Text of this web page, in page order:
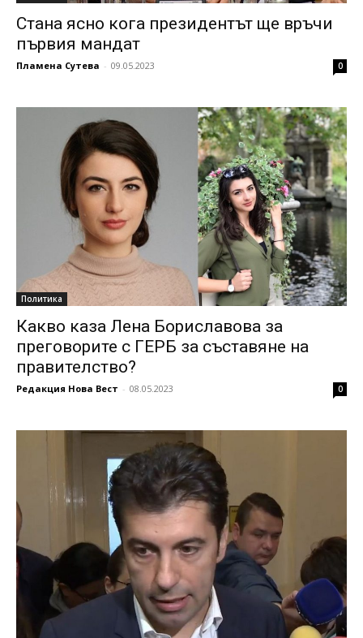
Стана ясно кога президентът ще връчи
първия мандат
Пламена Сутева - 09.05.2023 0
Политика
Какво каза Лена Бориславова за
преговорите с ГЕРБ за съставяне на
правителство?
Редакция Нова Вест - 08.05.2023 0